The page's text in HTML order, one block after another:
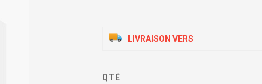
LIVRAISON VERS
QTÉ